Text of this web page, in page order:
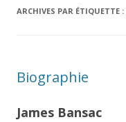
ARCHIVES PAR ÉTIQUETTE :
Biographie
James Bansac